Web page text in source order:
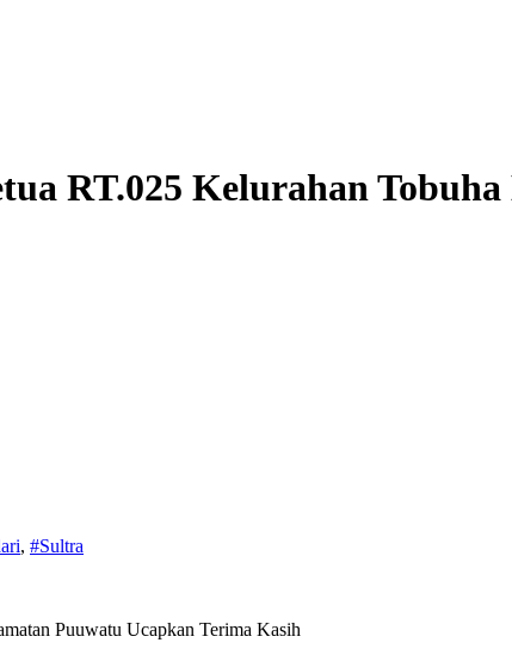
RT.025 Kelurahan
, #Sultra
Puuwatu Ucapkan Terima Kasih